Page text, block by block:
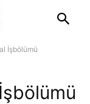
İşbölümü